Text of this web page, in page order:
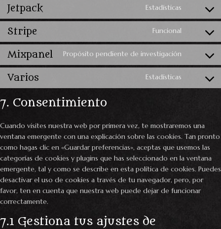
Jetpack Estadísticas
Stripe Funcional
Mixpanel Propósito pendiente de investigación
Varios Estadísticas
7. Consentimiento
Cuando visites nuestra web por primera vez, te mostraremos una
ventana emergente con una explicación sobre las cookies. Tan pronto
como hagas clic en «Guardar preferencias», aceptas que usemos las
categorías de cookies y plugins que has seleccionado en la ventana
emergente, tal y como se describe en esta política de cookies. Puedes
desactivar el uso de cookies a través de tu navegador, pero, por
favor, ten en cuenta que nuestra web puede dejar de funcionar
correctamente.
7.1 Gestiona tus ajustes de